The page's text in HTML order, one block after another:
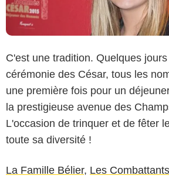
C'est une tradition. Quelques
cérémonie des César, tous les
une première fois pour un
la prestigieuse avenue des
L'occasion de trinquer et de fêter
toute sa diversité !
La Famille Bélier, Les Combattants